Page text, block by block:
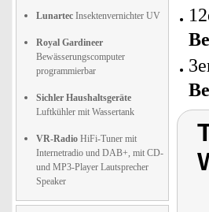
Lunartec Insektenvernichter UV
Royal Gardineer
Bewässerungscomputer
programmierbar
Sichler Haushaltsgeräte
Luftkühler mit Wassertank
VR-Radio HiFi-Tuner mit
Internetradio und DAB+, mit CD-
und MP3-Player Lautsprecher
Speaker